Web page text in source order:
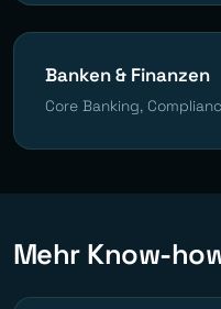
Banken & Finanzen
Core Banking,
Mehr Know-